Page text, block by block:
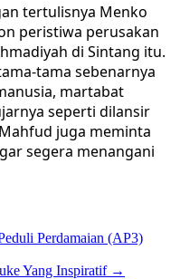
tertulisnya Menko
peristiwa perusakan
di Sintang itu.
tama sebenarnya
martabat
seperti dilansir
juga meminta
segera menangani
Perdamaian (AP3)
Yang Inspiratif →